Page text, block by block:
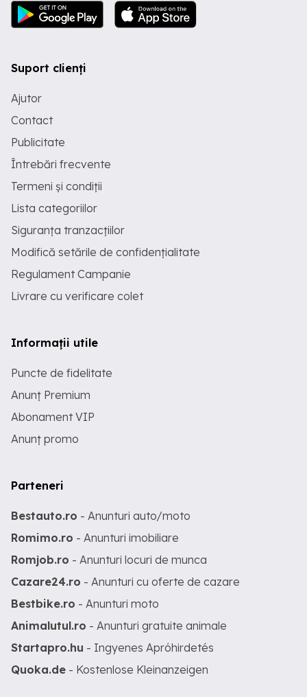
Suport clienți
Ajutor
Contact
Publicitate
Întrebări frecvente
Termeni și condiții
Lista categoriilor
Siguranța tranzacțiilor
Modifică setările de confidențialitate
Regulament Campanie
Livrare cu verificare colet
Informații utile
Puncte de fidelitate
Anunț Premium
Abonament VIP
Anunț promo
Parteneri
Bestauto.ro - Anunturi auto/moto
Romimo.ro - Anunturi imobiliare
Romjob.ro - Anunturi locuri de munca
Cazare24.ro - Anunturi cu oferte de cazare
Bestbike.ro - Anunturi moto
Animalutul.ro - Anunturi gratuite animale
Startapro.hu - Ingyenes Apróhirdetés
Quoka.de - Kostenlose Kleinanzeigen